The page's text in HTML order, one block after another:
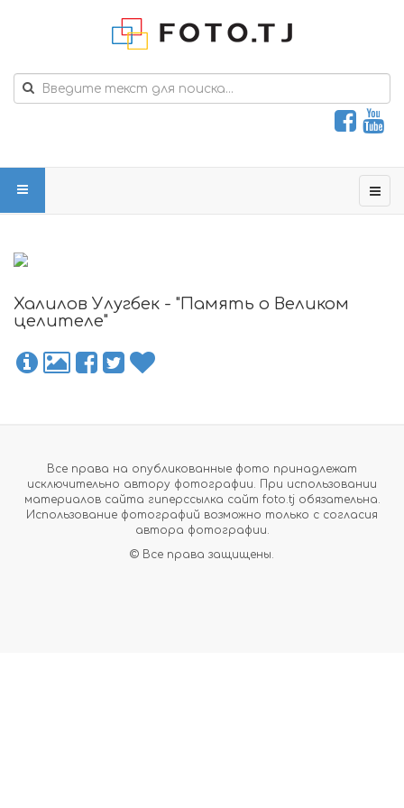
Халилов Улугбек - "Память о Великом
целителе"
Все права на опубликованные фото принадлежат
исключительно автору фотографии. При использовании
материалов сайта гиперссылка сайт foto.tj обязательна.
Использование фотографий возможно только с согласия
автора фотографии.
© Все права защищены.